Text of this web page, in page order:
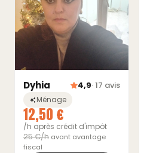
Dyhia 4,9· 17 avis
Ménage
12,50 €
/h après crédit d'impôt
25 €/h avant avantage
fiscal